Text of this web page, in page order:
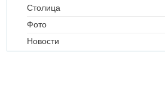
Столица
Фото
Новости